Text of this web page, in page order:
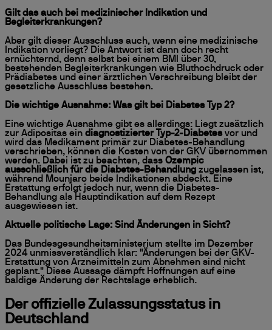
Gilt das auch bei medizinischer Indikation und
Begleiterkrankungen?
Aber gilt dieser Ausschluss auch, wenn eine medizinische
Indikation vorliegt? Die Antwort ist dann doch recht
ernüchternd, denn selbst bei einem BMI über 30,
bestehenden Begleiterkrankungen wie Bluthochdruck oder
Prädiabetes und einer ärztlichen Verschreibung bleibt der
gesetzliche Ausschluss bestehen.
Die wichtige Ausnahme: Was gilt bei Diabetes Typ 2?
Eine wichtige Ausnahme gibt es allerdings: Liegt zusätzlich
zur Adipositas ein diagnostizierter Typ-2-Diabetesvor und
wird das Medikament primär zur Diabetes-Behandlung
verschrieben, können die Kosten von der GKV übernommen
werden. Dabei ist zu beachten, dass Ozempic
ausschließlich für die Diabetes-Behandlung zugelassen ist,
während Mounjaro beide Indikationen abdeckt. Eine
Erstattung erfolgt jedoch nur, wenn die Diabetes-
Behandlung als Hauptindikation auf dem Rezept
ausgewiesen ist.
Aktuelle politische Lage: Sind Änderungen in Sicht?
Das Bundesgesundheitsministerium stellte im Dezember
2024 unmissverständlich klar: "Änderungen bei der GKV-
Erstattung von Arzneimitteln zum Abnehmen sind nicht
geplant." Diese Aussage dämpft Hoffnungen auf eine
baldige Änderung der Rechtslage erheblich.
Der offizielle Zulassungsstatus in
Deutschland